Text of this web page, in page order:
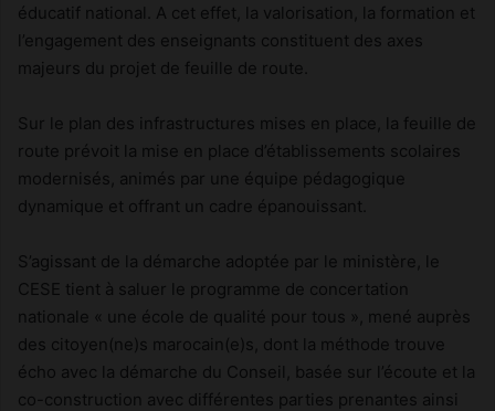
éducatif national. A cet effet, la valorisation, la formation et
l’engagement des enseignants constituent des axes
majeurs du projet de feuille de route.
Sur le plan des infrastructures mises en place, la feuille de
route prévoit la mise en place d’établissements scolaires
modernisés, animés par une équipe pédagogique
dynamique et offrant un cadre épanouissant.
S’agissant de la démarche adoptée par le ministère, le
CESE tient à saluer le programme de concertation
nationale « une école de qualité pour tous », mené auprès
des citoyen(ne)s marocain(e)s, dont la méthode trouve
écho avec la démarche du Conseil, basée sur l’écoute et la
co-construction avec différentes parties prenantes ainsi